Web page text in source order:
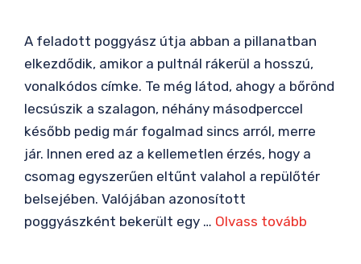
A feladott poggyász útja abban a pillanatban
elkezdődik, amikor a pultnál rákerül a hosszú,
vonalkódos címke. Te még látod, ahogy a bőrönd
lecsúszik a szalagon, néhány másodperccel
később pedig már fogalmad sincs arról, merre
jár. Innen ered az a kellemetlen érzés, hogy a
csomag egyszerűen eltűnt valahol a repülőtér
belsejében. Valójában azonosított
poggyászként bekerült egy … Olvass tovább